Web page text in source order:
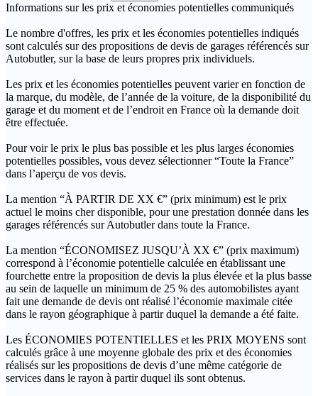
Informations sur les prix et économies potentielles communiqués
Le nombre d'offres, les prix et les économies potentielles indiqués
sont calculés sur des propositions de devis de garages référencés sur
Autobutler, sur la base de leurs propres prix individuels.
Les prix et les économies potentielles peuvent varier en fonction de
la marque, du modèle, de l’année de la voiture, de la disponibilité du
garage et du moment et de l’endroit en France où la demande doit
être effectuée.
Pour voir le prix le plus bas possible et les plus larges économies
potentielles possibles, vous devez sélectionner “Toute la France”
dans l’aperçu de vos devis.
La mention “À PARTIR DE XX €” (prix minimum) est le prix
actuel le moins cher disponible, pour une prestation donnée dans les
garages référencés sur Autobutler dans toute la France.
La mention “ÉCONOMISEZ JUSQU’À XX €” (prix maximum)
correspond à l’économie potentielle calculée en établissant une
fourchette entre la proposition de devis la plus élevée et la plus basse
au sein de laquelle un minimum de 25 % des automobilistes ayant
fait une demande de devis ont réalisé l’économie maximale citée
dans le rayon géographique à partir duquel la demande a été faite.
Les ÉCONOMIES POTENTIELLES et les PRIX MOYENS sont
calculés grâce à une moyenne globale des prix et des économies
réalisés sur les propositions de devis d’une même catégorie de
services dans le rayon à partir duquel ils sont obtenus.